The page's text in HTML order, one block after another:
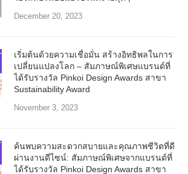
December 20, 2023
เริ่มต้นด้วยความเชื่อมั่น สร้างอิทธิพลในการ
เปลี่ยนแปลงโลก – สัมภาษณ์พิเศษแบรนด์ที่
ได้รับรางวัล Pinkoi Design Awards สาขา
Sustainability Award
November 3, 2023
ค้นพบความสะดวกสบายและคุณภาพชีวิตที่ดี
ผ่านงานดีไซน์: สัมภาษณ์พิเศษจากแบรนด์ที่
ได้รับรางวัล Pinkoi Design Awards สาขา